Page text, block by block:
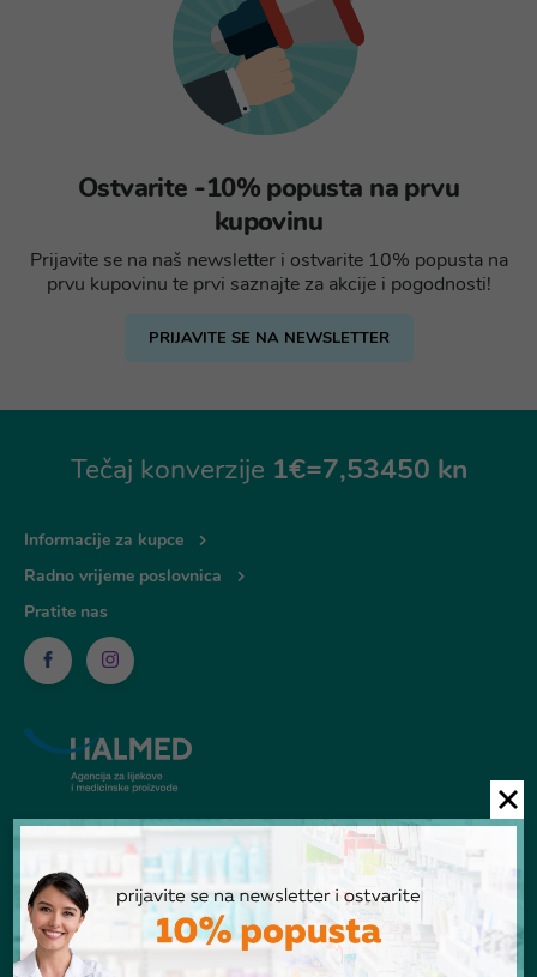
Ostvarite -10% popusta na prvu
kupovinu
Prijavite se na naš newsletter i ostvarite 10% popusta na
prvu kupovinu te prvi saznajte za akcije i pogodnosti!
PRIJAVITE SE NA NEWSLETTER
Tečaj konverzije 1€=7,53450 kn
Informacije za kupce
Radno vrijeme poslovnica
Pratite nas
© Ljekarna Talan 2026